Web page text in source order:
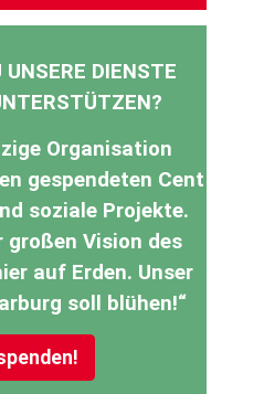
DIENSTE
Organisation
gespendeten Cent
soziale Projekte.
großen Vision des
auf Erden. Unser
soll blühen!“